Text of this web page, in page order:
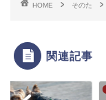
HOME そのた
関連記事